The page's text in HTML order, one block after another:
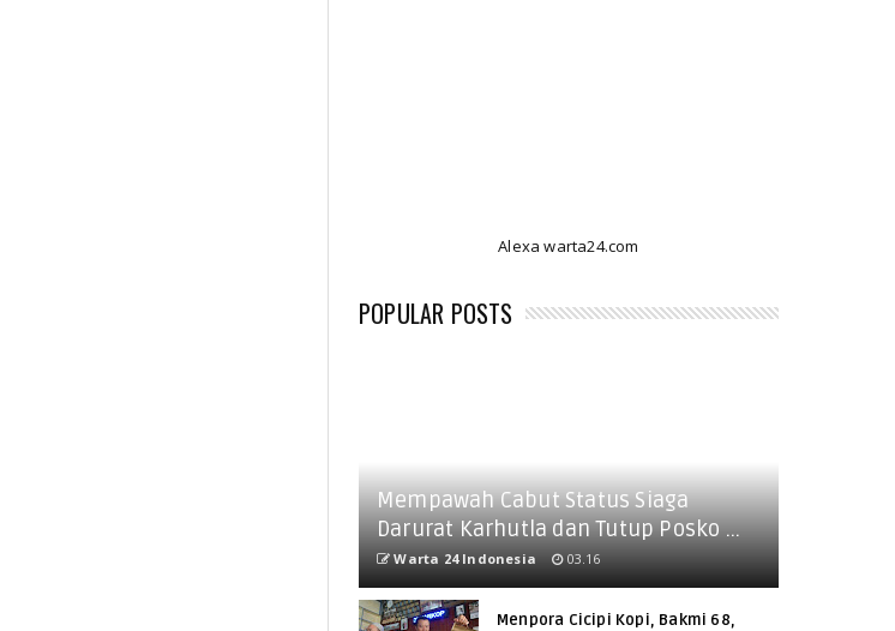
Alexa warta24.com
POPULAR POSTS
Mempawah Cabut Status Siaga
Darurat Karhutla dan Tutup Posko ...
Warta 24 Indonesia 03.16
Menpora Cicipi Kopi, Bakmi 68,